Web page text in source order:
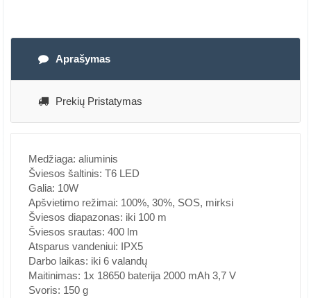
Aprašymas
Prekių Pristatymas
Medžiaga: aliuminis
Šviesos šaltinis: T6 LED
Galia: 10W
Apšvietimo režimai: 100%, 30%, SOS, mirksi
Šviesos diapazonas: iki 100 m
Šviesos srautas: 400 lm
Atsparus vandeniui: IPX5
Darbo laikas: iki 6 valandų
Maitinimas: 1x 18650 baterija 2000 mAh 3,7 V
Svoris: 150 g